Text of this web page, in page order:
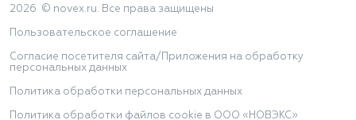
2026 © novex.ru. Все права защищены
Пользовательское соглашение
Согласие посетителя сайта/Приложения на обработку
персональных данных
Политика обработки персональных данных
Политика обработки файлов cookie в ООО «НОВЭКС»